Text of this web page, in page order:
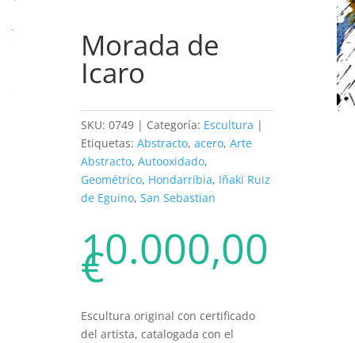
Morada de
Icaro
SKU:0749 Categoría: Escultura
Etiquetas:Abstracto,acero,Arte
Abstracto,Autooxidado,
Geométrico, Hondarribia, Iñaki Ruiz
de Eguino,San Sebastian
10.000,00
€
Escultura original con certificado
del artista, catalogada con el